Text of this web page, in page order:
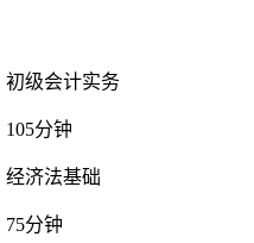
初级会计实务
105分钟
经济法基础
75分钟